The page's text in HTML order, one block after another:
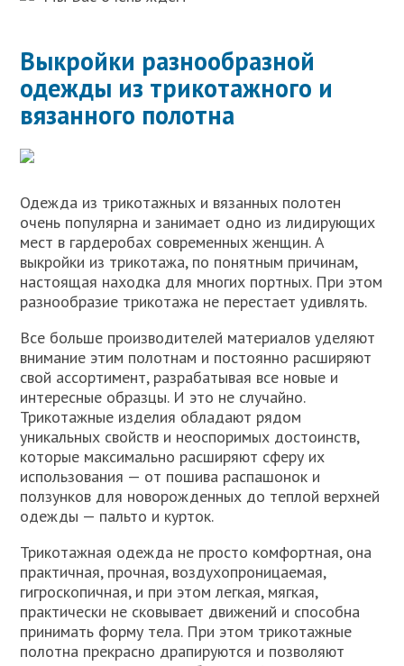
Выкройки разнообразной
одежды из трикотажного и
вязанного полотна
Одежда из трикотажных и вязанных полотен
очень популярна и занимает одно из лидирующих
мест в гардеробах современных женщин. А
выкройки из трикотажа, по понятным причинам,
настоящая находка для многих портных. При этом
разнообразие трикотажа не перестает удивлять.
Все больше производителей материалов уделяют
внимание этим полотнам и постоянно расширяют
свой ассортимент, разрабатывая все новые и
интересные образцы. И это не случайно.
Трикотажные изделия обладают рядом
уникальных свойств и неоспоримых достоинств,
которые максимально расширяют сферу их
использования — от пошива распашонок и
ползунков для новорожденных до теплой верхней
одежды — пальто и курток.
Трикотажная одежда не просто комфортная, она
практичная, прочная, воздухопроницаемая,
гигроскопичная, и при этом легкая, мягкая,
практически не сковывает движений и способна
принимать форму тела. При этом трикотажные
полотна прекрасно драпируются и позволяют